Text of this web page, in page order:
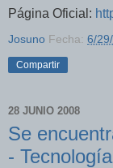
Página Oficial:
Josuno Fecha: 6/
Compartir
28 JUNIO 2008
Se
- Tecnología